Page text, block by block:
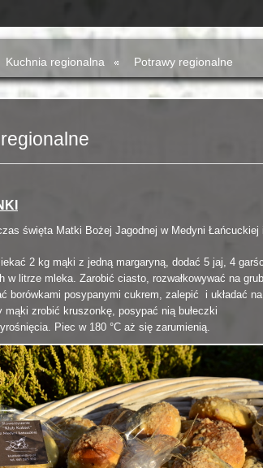
Kuchnia regionalna Potrawy regionalne
święta Matki Bożej Jagodnej w Medyni Łańcuckiej
2 kg mąki z jedną margaryną, dodać 5 jaj, 4
w litrze mleka. Zarobić ciasto, rozwałkowywać na
borówkami posypanymi cukrem, zalepić i układać
mąki zrobić kruszonkę, posypać nią bułeczki
Piec w 180 °C aż się zarumienią.